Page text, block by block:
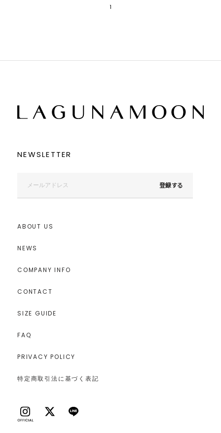
1
NEWSLETTER
登録する
ABOUT US
NEWS
COMPANY INFO
CONTACT
SIZE GUIDE
FAQ
PRIVACY POLICY
特定商取引法に基づく表記